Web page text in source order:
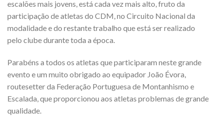
escalões mais jovens, está cada vez mais alto, fruto da
participação de atletas do CDM, no Circuito Nacional da
modalidade e do restante trabalho que está ser realizado
pelo clube durante toda a época.
Parabéns a todos os atletas que participaram neste grande
evento e um muito obrigado ao equipador João Évora,
routesetter da Federação Portuguesa de Montanhismo e
Escalada, que proporcionou aos atletas problemas de grande
qualidade.